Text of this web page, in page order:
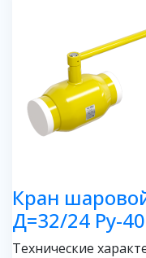
Кран
Д=32/24 Ру-
Технические